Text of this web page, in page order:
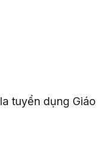
tuyển dụng Giáo